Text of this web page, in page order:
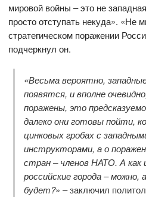
мировой войны – это не
просто отступать некуда». «Не
стратегическом поражении
подчеркнул он.
«Весьма вероятно,
появятся, и вполне
поражены, это
далеко они готовы пойти,
цинковых гробах с
инструкторами, а о
стран – членов НАТО. А
российские города –
будет?» – заключил